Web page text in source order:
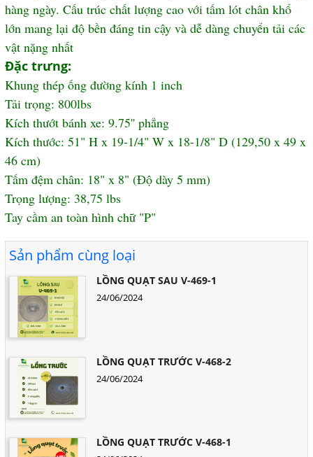
hàng ngày. Cấu trúc chất lượng cao với tấm lót chân khổ
lớn mang lại độ bền đáng tin cậy và dễ dàng chuyển tải các
vật nặng nhất
Đặc trưng:
Khung thép ống đường kính 1 inch
Tải trọng: 800lbs
Kích thướt bánh xe: 9.75'' phẳng
Kích thước: 51" H x 19-1/4" W x 18-1/8" D (129,50 x 49 x
46 cm)
Tấm đệm chân: 18" x 8" (Độ dày 5 mm)
Trọng lượng: 38,75 lbs
Tay cầm an toàn hình chữ "P"
Sản phẩm cùng loại
LỒNG QUẠT SAU V-469-1
24/06/2024
LỒNG QUẠT TRƯỚC V-468-2
24/06/2024
LỒNG QUẠT TRƯỚC V-468-1